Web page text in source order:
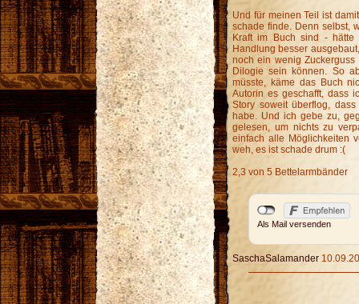
Und für meinen Teil ist
schade finde. Denn selbst,
Kraft im Buch sind -
Handlung besser
noch ein wenig
Dilogie sein können. So
müsste, käme das Buch
Autorin es geschafft, dass
Story soweit überflog,
habe. Und ich gebe zu,
gelesen, um nichts zu
einfach alle Möglichkeiten
weh, es ist schade drum :(
2,3 von 5 Bettelarmbänder
Als Mail versenden
SaschaSalamander